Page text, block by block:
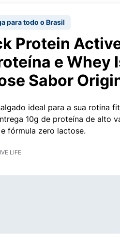
para todo o Brasil
Protein
e Whey
Sabor
ideal para a sua rotina
10g de proteína de alto
fórmula zero lactose.
LIFE